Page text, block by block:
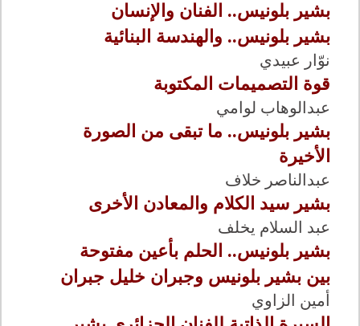
بشير بلونيس.. الفنان والإنسان
بشير بلونيس.. والهندسة البنائية
نوّار عبيدي
قوة التصميمات المكتوبة
عبدالوهاب لوامي
بشير بلونيس.. ما تبقى من الصورة
الأخيرة
عبدالناصر خلاف
بشير سيد الكلام والمعادن الأخرى
عبد السلام يخلف
بشير بلونيس.. الحلم بأعين مفتوحة
بين بشير بلونيس وجبران خليل جبران
أمين الزاوي